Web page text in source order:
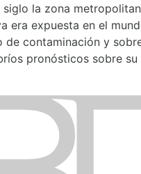
siglo la zona
era expuesta en el
de contaminación y
pronósticos sobre su